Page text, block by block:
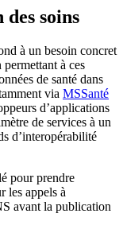
soins
à un besoin concret
à ces
de santé dans
via MSSanté
d’applications
de services à un
d’interopérabilité
pour prendre
les appels à
avant la publication